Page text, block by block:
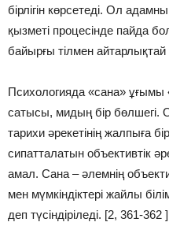
бірлігін көрсетеді. Ол
қызметі процесінде пайда
байырғы тілмен
Психологияда «сана»
сатысы, мидың бір бөлшегі.
тарихи əрекетінің жалпыға
сипатталатын объективтік
амал. Сана – əлемнің
мен мүмкіндіктері жайлы
деп түсіндіріледі. [2, 361-362